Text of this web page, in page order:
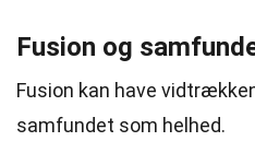
Fusion og
Fusion kan have
samfundet som helhed.